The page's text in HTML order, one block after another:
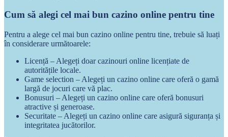
Cum să alegi cel mai bun cazino online pentru tine
Pentru a alege cel mai bun cazino online pentru tine, trebuie să luați
în considerare următoarele:
Licență – Alegeți doar cazinouri online licențiate de
autoritățile locale.
Game selection – Alegeți un cazino online care oferă o gamă
largă de jocuri care vă plac.
Bonusuri – Alegeți un cazino online care oferă bonusuri
atractive și generoase.
Securitate – Alegeți un cazino online care asigură siguranța și
integritatea jucătorilor.